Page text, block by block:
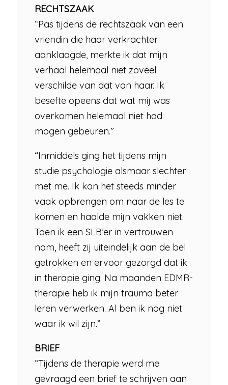
RECHTSZAAK
“Pas tijdens de rechtszaak van een
vriendin die haar verkrachter
aanklaagde, merkte ik dat mijn
verhaal helemaal niet zoveel
verschilde van dat van haar. Ik
besefte opeens dat wat mij was
overkomen helemaal niet had
mogen gebeuren.”
“Inmiddels ging het tijdens mijn
studie psychologie alsmaar slechter
met me. Ik kon het steeds minder
vaak opbrengen om naar de les te
komen en haalde mijn vakken niet.
Toen ik een SLB’er in vertrouwen
nam, heeft zij uiteindelijk aan de bel
getrokken en ervoor gezorgd dat ik
in therapie ging. Na maanden EDMR-
therapie heb ik mijn trauma beter
leren verwerken. Al ben ik nog niet
waar ik wil zijn.”
BRIEF
“Tijdens de therapie werd me
gevraagd een brief te schrijven aan